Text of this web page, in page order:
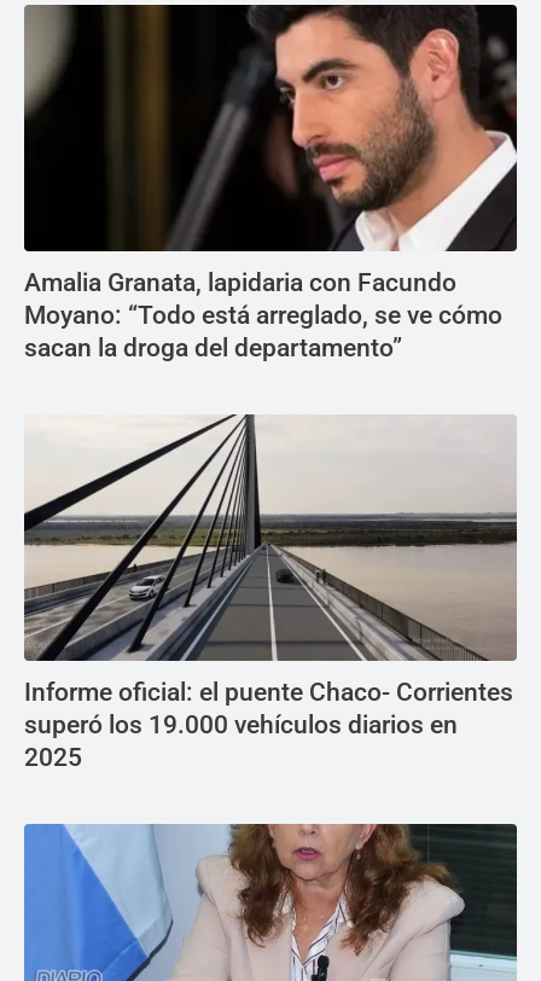
Amalia Granata, lapidaria con Facundo
Moyano: “Todo está arreglado, se ve cómo
sacan la droga del departamento”
Informe oficial: el puente Chaco- Corrientes
superó los 19.000 vehículos diarios en
2025